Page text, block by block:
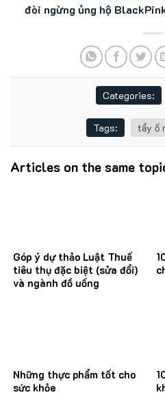
đòi ngừng ủng hộ
Categories:
Tags: tẩy ố
Articles on the same
Góp ý dự thảo Luật Thuế
tiêu thụ đặc biệt (sửa đổi)
và ngành đồ uống
Những thực phẩm tốt cho
sức khỏe